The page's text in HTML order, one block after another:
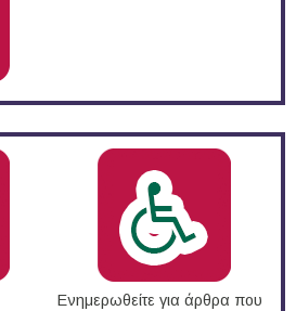
Ενημερωθείτε για άρθρα που